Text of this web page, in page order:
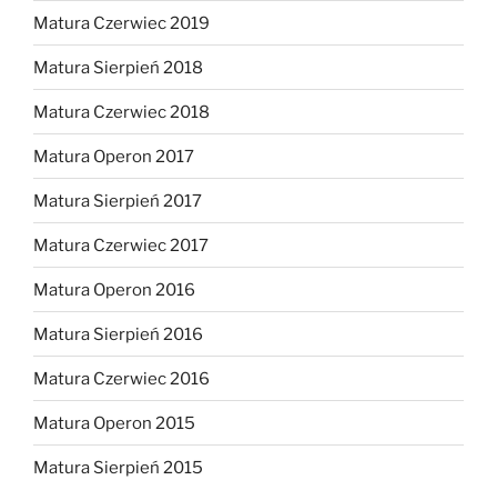
Matura Czerwiec 2019
Matura Sierpień 2018
Matura Czerwiec 2018
Matura Operon 2017
Matura Sierpień 2017
Matura Czerwiec 2017
Matura Operon 2016
Matura Sierpień 2016
Matura Czerwiec 2016
Matura Operon 2015
Matura Sierpień 2015